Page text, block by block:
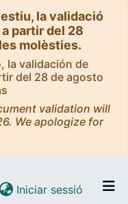
la validació
partir del 28
molèsties.
la validación de
del 28 de agosto
validation will
We apologize for
Iniciar sessió (current)